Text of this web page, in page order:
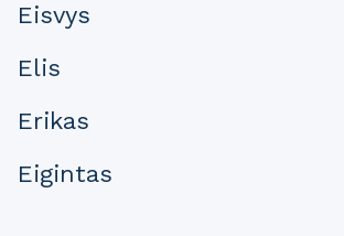
Eisvys
Elis
Erikas
Eigintas